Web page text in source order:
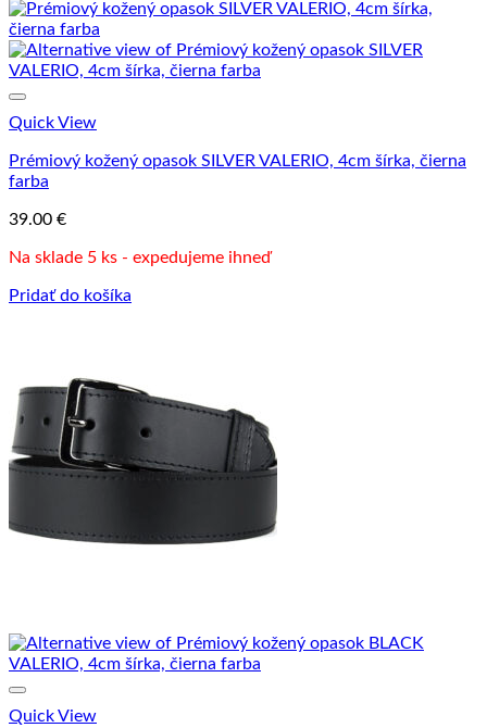
Quick View
Prémiový kožený opasok SILVER VALERIO, 4cm šírka, čierna
farba
39.00 €
Na sklade 5 ks - expedujeme ihneď
Pridať do košíka
Quick View